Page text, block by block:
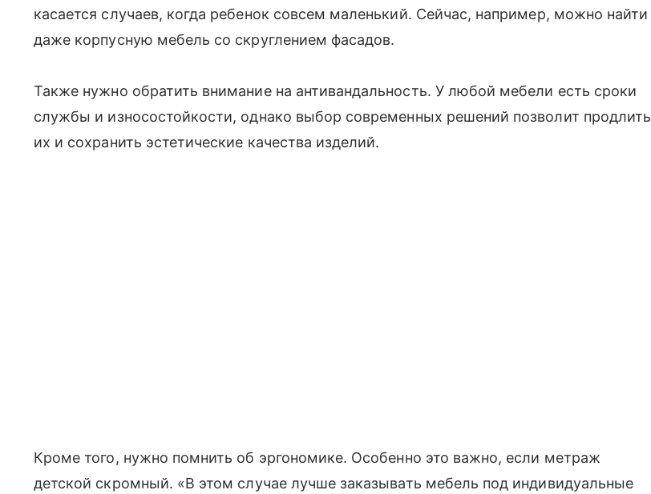
касается случаев, когда ребенок совсем маленький. Сейчас, например, можно найти
даже корпусную мебель со скруглением фасадов.
Также нужно обратить внимание на антивандальность. У любой мебели есть сроки
службы и износостойкости, однако выбор современных решений позволит продлить
их и сохранить эстетические качества изделий.
Кроме того, нужно помнить об эргономике. Особенно это важно, если метраж
детской скромный. «В этом случае лучше заказывать мебель под индивидуальные